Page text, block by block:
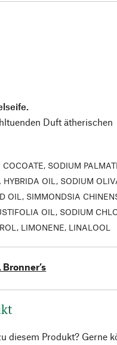
Duft ätherischen
COCOATE, SODIUM
HYBRIDA OIL, SODIUM
OIL, SIMMONDSIA
OIL, SODIUM
LIMONENE, LINALOOL
Bronner’s
diesem Produkt? Gerne